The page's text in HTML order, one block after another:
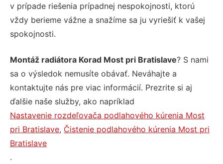
v prípade riešenia prípadnej nespokojnosti, ktorú
vždy berieme vážne a snažíme sa ju vyriešiť k vašej
spokojnosti.
Montáž radiátora Korad Most pri Bratislave? S nami
sa o výsledok nemusíte obávať. Neváhajte a
kontaktujte nás pre viac informácií. Prezrite si aj
ďalšie naše služby, ako napríklad
Nastavenie rozdeľovača podlahového kúrenia Most
pri Bratislave, Čistenie podlahového kúrenia Most pri
Bratislave
.